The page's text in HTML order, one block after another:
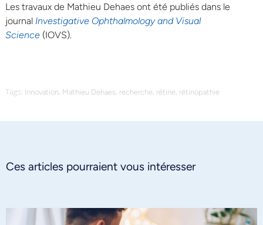
Les travaux de Mathieu Dehaes ont été publiés dans le
journal Investigative Ophthalmology and Visual
Science (IOVS).
Tags: Innovation, Mathieu Dehaes, recherche, rétine, rétinopathie
Ces articles pourraient vous intéresser